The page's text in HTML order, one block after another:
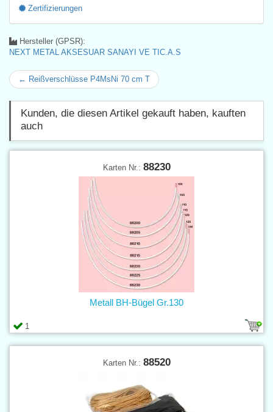
Zertifizierungen
Hersteller (GPSR):
NEXT METAL AKSESUAR SANAYI VE TIC.A.S
← Reißverschlüsse P4MsNi 70 cm T
Kunden, die diesen Artikel gekauft haben, kauften
auch
Karten Nr.: 88230
1
Metall BH-Bügel Gr.130
Karten Nr.: 88520